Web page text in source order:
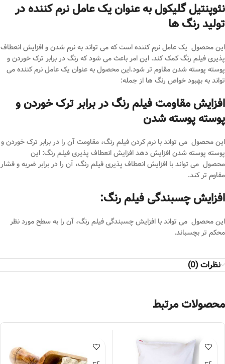
نئوپنتیل گلیکول به عنوان یک عامل نرم کننده در
تولید رنگ ها
این محصول یک عامل نرم کننده است که می تواند به نرم شدن و افزایش انعطاف
پذیری فیلم رنگ کمک کند. این امر باعث می شود که رنگ در برابر ترک خوردن و
پوسته پوسته شدن مقاوم تر شود.این محصول به عنوان یک عامل نرم کننده می
تواند به بهبود خواص رنگ ها از جمله:
افزایش مقاومت فیلم رنگ در برابر ترک خوردن و
پوسته پوسته شدن
این محصول می تواند با نرم کردن فیلم رنگ، مقاومت آن را در برابر ترک خوردن و
پوسته پوسته شدن افزایش دهد افزایش انعطاف پذیری فیلم رنگ: این
محصول می تواند با افزایش انعطاف پذیری فیلم رنگ، آن را در برابر ضربه و فشار
مقاوم تر کند.
افزایش چسبندگی فیلم رنگ:
این محصول می تواند با افزایش چسبندگی فیلم رنگ، آن را به سطح مورد نظر
محکم تر بچسباند.
نظرات (0)
محصولات مرتبط